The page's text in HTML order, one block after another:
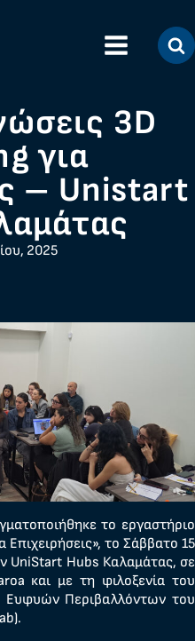
3D
για
– Unistart
2025
το εργαστήριο
το Σάββατο 15
UniStart Hubs Καλαμάτας, σε
και με τη φιλοξενία του
Ευφυών Περιβαλλόντων του